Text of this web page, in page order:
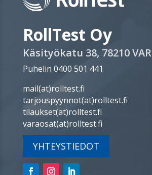
RollTest Oy
Käsityökatu 38, 78210
Puhelin 0400 501 441
mail(at)rolltest.fi
tarjouspyynnot(at)rolltest.fi
tilaukset(at)rolltest.fi
varaosat(at)rolltest.fi
YHTEYSTIEDOT